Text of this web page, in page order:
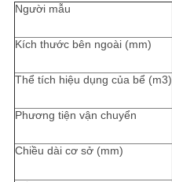
Người mẫu
Kích thước bên ngoài (mm)
Thể tích hiệu dụng của bể (m3)
Phương tiện vận chuyển
Chiều dài cơ sở (mm)